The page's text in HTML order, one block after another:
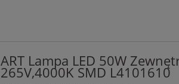
ART Lampa LED 50W
265V,4000K SMD L4101610